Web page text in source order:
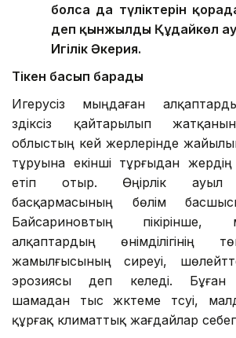
болса да түліктерін
деп қынжылды Құдайкөл
Игілік Әкерия.
Тікен басып барады
Игерусіз мыңдаған
үздіксіз қайтарылып
облыстың кей жерлерінде
тұруына екінші тұрғыдан
етіп отыр. Өңірлік ауыл
басқармасының бөлім
Байсариновтың
алқаптардың өнімділігінің
жамылғысының сиреуі,
эрозиясы үдеп келеді. Бұған
шамадан тыс жүктеме түсуі,
құрғақ климаттық жағдайлар